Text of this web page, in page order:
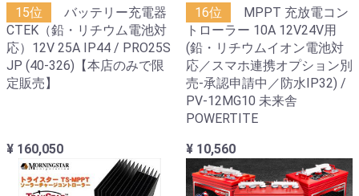
15位
バッテリー充電器
CTEK（鉛・リチウム電池対
応）12V 25A IP44 / PRO25S
JP (40-326)【本店のみで限
定販売】
¥ 160,050
16位
MPPT 充放電コン
トローラー 10A 12V24V用
(鉛・リチウムイオン電池対
応／スマホ連携オプション別
売-承認申請中／防水IP32) /
PV-12MG10 未来舎
POWERTITE
¥ 10,560